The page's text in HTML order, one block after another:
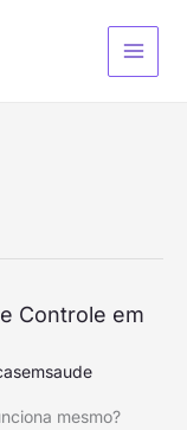
Controle em
mesmo?